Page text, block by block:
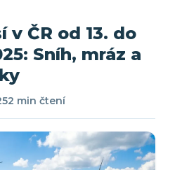
v ČR od 13. do
Sníh, mráz a
2 min čtení